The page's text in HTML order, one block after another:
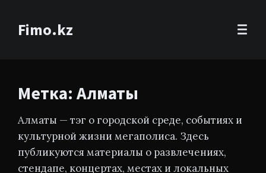
Fimo.kz
Метка: Алматы
Алматы — тэг о городской среде, событиях и
культурной жизни мегаполиса. Здесь
публикуются материалы о развлечениях,
стендапе, концертах, местах и локальных